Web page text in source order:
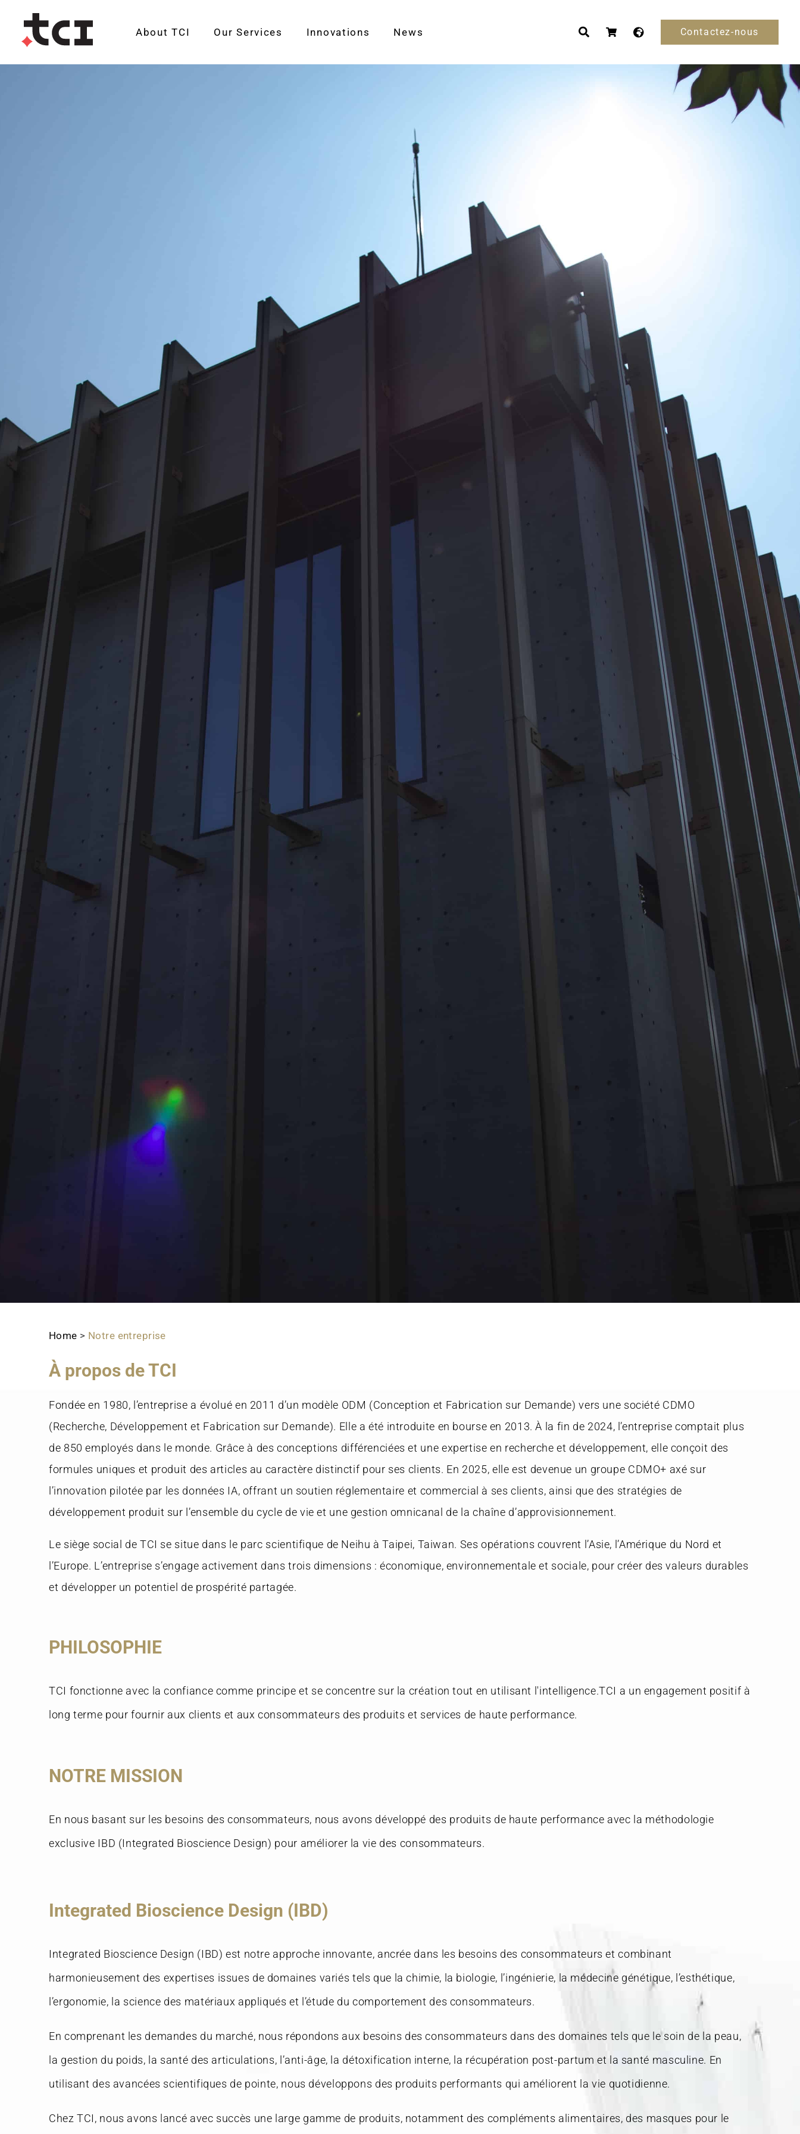
About TCI Our Services Innovations News Contactez-nous
Home > Notre entreprise
À propos de TCI
Fondée en 1980, l’entreprise a évolué en 2011 d’un modèle ODM (Conception et Fabrication sur Demande) vers une société CDMO
(Recherche, Développement et Fabrication sur Demande). Elle a été introduite en bourse en 2013. À la fin de 2024, l’entreprise comptait plus
de 850 employés dans le monde. Grâce à des conceptions différenciées et une expertise en recherche et développement, elle conçoit des
formules uniques et produit des articles au caractère distinctif pour ses clients. En 2025, elle est devenue un groupe CDMO+ axé sur
l’innovation pilotée par les données IA, offrant un soutien réglementaire et commercial à ses clients, ainsi que des stratégies de
développement produit sur l’ensemble du cycle de vie et une gestion omnicanal de la chaîne d’approvisionnement.
Le siège social de TCI se situe dans le parc scientifique de Neihu à Taipei, Taiwan. Ses opérations couvrent l’Asie, l’Amérique du Nord et
l’Europe. L’entreprise s’engage activement dans trois dimensions : économique, environnementale et sociale, pour créer des valeurs durables
et développer un potentiel de prospérité partagée.
PHILOSOPHIE
TCI fonctionne avec la confiance comme principe et se concentre sur la création tout en utilisant l'intelligence.TCI a un engagement positif à
long terme pour fournir aux clients et aux consommateurs des produits et services de haute performance.
NOTRE MISSION
En nous basant sur les besoins des consommateurs, nous avons développé des produits de haute performance avec la méthodologie
exclusive IBD (Integrated Bioscience Design) pour améliorer la vie des consommateurs.
Integrated Bioscience Design (IBD)
Integrated Bioscience Design (IBD) est notre approche innovante, ancrée dans les besoins des consommateurs et combinant
harmonieusement des expertises issues de domaines variés tels que la chimie, la biologie, l’ingénierie, la médecine génétique, l’esthétique,
l’ergonomie, la science des matériaux appliqués et l’étude du comportement des consommateurs.
En comprenant les demandes du marché, nous répondons aux besoins des consommateurs dans des domaines tels que le soin de la peau,
la gestion du poids, la santé des articulations, l’anti-âge, la détoxification interne, la récupération post-partum et la santé masculine. En
utilisant des avancées scientifiques de pointe, nous développons des produits performants qui améliorent la vie quotidienne.
Chez TCI, nous avons lancé avec succès une large gamme de produits, notamment des compléments alimentaires, des masques pour le